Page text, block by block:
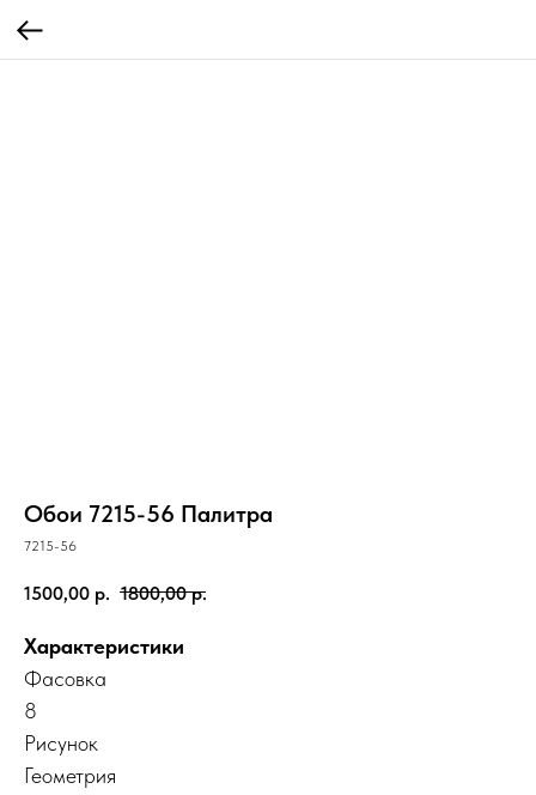
Обои 7215-56 Палитра
7215-56
1500,00 р. 1800,00 р.
Характеристики
Фасовка
8
Рисунок
Геометрия